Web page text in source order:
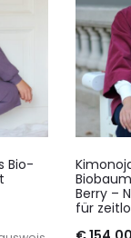
Bio-
Berry –
für